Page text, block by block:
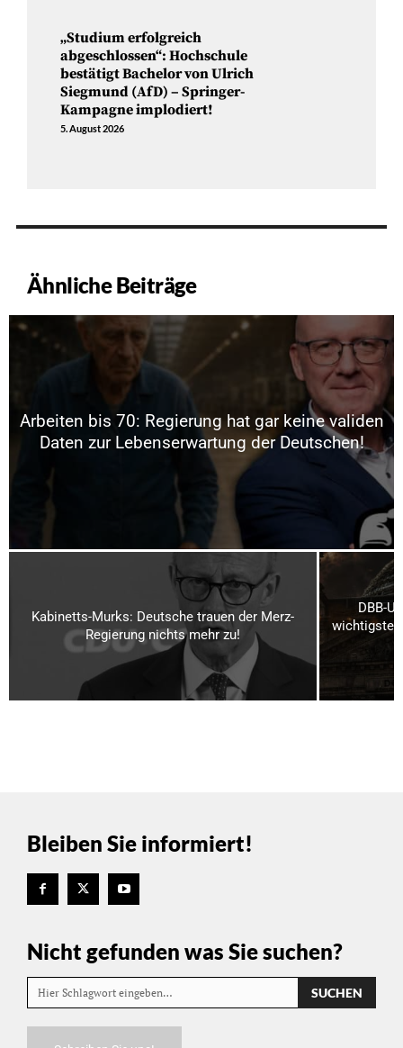
„Studium erfolgreich
abgeschlossen“: Hochschule
bestätigt Bachelor von Ulrich
Siegmund (AfD) – Springer-
Kampagne implodiert!
5. August 2026
Ähnliche Beiträge
Arbeiten bis 70: Regierung hat gar keine validen
Daten zur Lebenserwartung der Deutschen!
Kabinetts-Murks: Deutsche trauen der Merz-
Regierung nichts mehr zu!
DBB-
wichtigsten
Bleiben Sie informiert!
Nicht gefunden was Sie suchen?
Hier Schlagwort eingeben… SUCHEN